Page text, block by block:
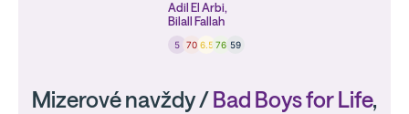
Adil El Arbi,
Bilall Fallah
5 70 6.5 76 59
Mizerové navždy / Bad Boys for Life,